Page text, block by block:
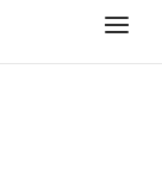
Menu